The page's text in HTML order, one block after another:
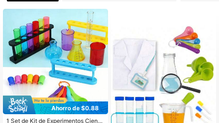
Ahorro de $0.88
1 Set de Kit de Experimentos Científ